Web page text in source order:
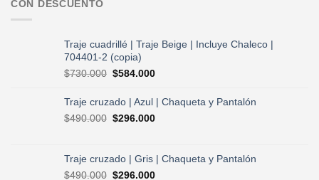
CON DESCUENTO
Traje cuadrillé | Traje Beige | Incluye Chaleco |
704401-2 (copia)
$730.000 El
original
era:
$730.000.
$584.000El
actual
es:
Traje cruzado | Azul | Chaqueta y Pantalón
$490.000 El
era:
$490.000.
$296.000El
es:
Traje cruzado | Gris | Chaqueta y Pantalón
$490.000 El
$296.000El